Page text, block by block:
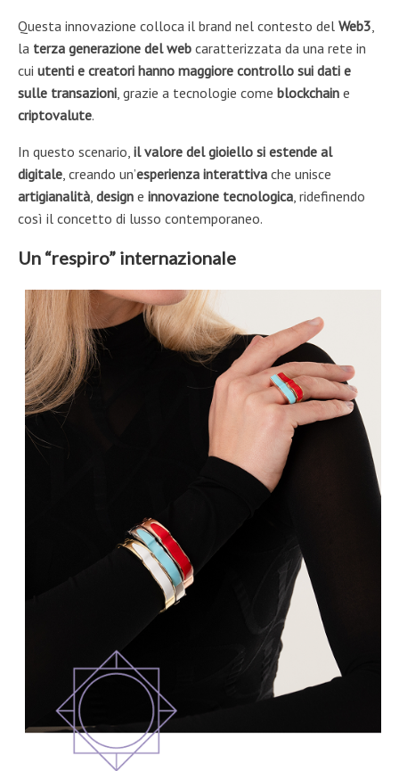
Questa innovazione colloca il brand nel contesto del Web3
la terza generazione del web caratterizzata da una rete in
cui utenti e creatori hanno maggiore controllo sui dati e
sulle transazioni , grazie a tecnologie come blockchain e
criptovalute.
In questo scenario, il valore del gioiello si estende al
digitale , creando un’esperienza interattiva che unisce
artigianalità design e innovazione tecnologica , ridefinendo
così il concetto di lusso contemporaneo.
Un “respiro” internazionale